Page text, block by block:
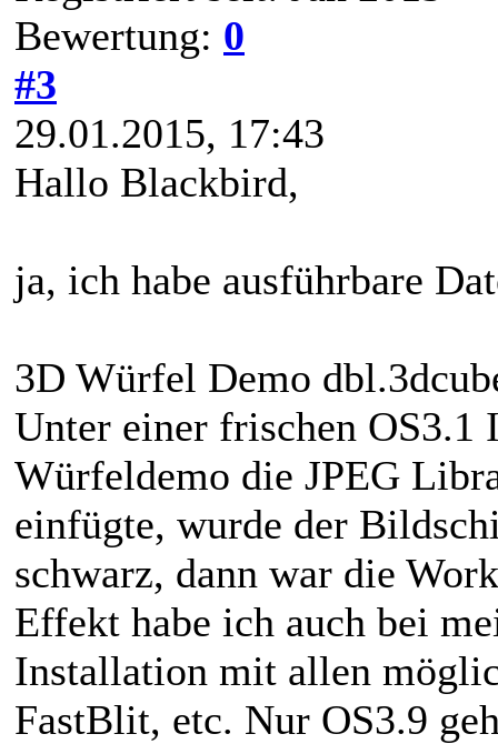
Bewertung: 0
#3
29.01.2015, 17:43
Hallo Blackbird,
ja, ich habe ausführbare
3D Würfel Demo
Unter einer frischen
Würfeldemo die JPEG
einfügte, wurde der
schwarz, dann war die
Effekt habe ich auch bei
Installation mit allen
FastBlit, etc. Nur OS3.9